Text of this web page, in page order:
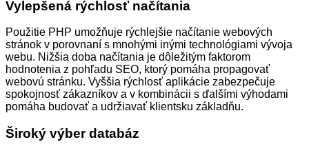
Vylepšená rýchlosť načítania
Použitie PHP umožňuje rýchlejšie načítanie webových
stránok v porovnaní s mnohými inými technológiami vývoja
webu. Nižšia doba načítania je dôležitým faktorom
hodnotenia z pohľadu SEO, ktorý pomáha propagovať
webovú stránku. Vyššia rýchlosť aplikácie zabezpečuje
spokojnosť zákazníkov a v kombinácii s ďalšími výhodami
pomáha budovať a udržiavať klientsku základňu.
Široký výber databáz